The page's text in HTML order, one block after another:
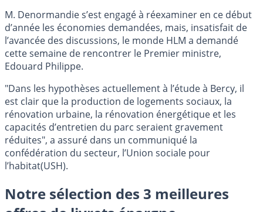
M. Denormandie s’est engagé à réexaminer en ce début
d’année les économies demandées, mais, insatisfait de
l’avancée des discussions, le monde HLM a demandé
cette semaine de rencontrer le Premier ministre,
Edouard Philippe.
"Dans les hypothèses actuellement à l’étude à Bercy, il
est clair que la production de logements sociaux, la
rénovation urbaine, la rénovation énergétique et les
capacités d’entretien du parc seraient gravement
réduites", a assuré dans un communiqué la
confédération du secteur, l’Union sociale pour
l’habitat(USH).
Notre sélection des 3 meilleures